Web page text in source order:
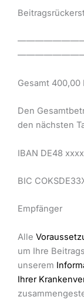
Gesamt 400,00
Den
den nächsten
IBAN DE48
BIC
Empfänger
Alle
um Ihre
unserem
Ihrer